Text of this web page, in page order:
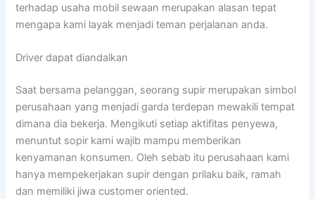
terhadap usaha mobil sewaan merupakan alasan tepat
mengapa kami layak menjadi teman perjalanan anda.
Driver dapat diandalkan
Saat bersama pelanggan, seorang supir merupakan simbol
perusahaan yang menjadi garda terdepan mewakili tempat
dimana dia bekerja. Mengikuti setiap aktifitas penyewa,
menuntut sopir kami wajib mampu memberikan
kenyamanan konsumen. Oleh sebab itu perusahaan kami
hanya mempekerjakan supir dengan prilaku baik, ramah
dan memiliki jiwa customer oriented.